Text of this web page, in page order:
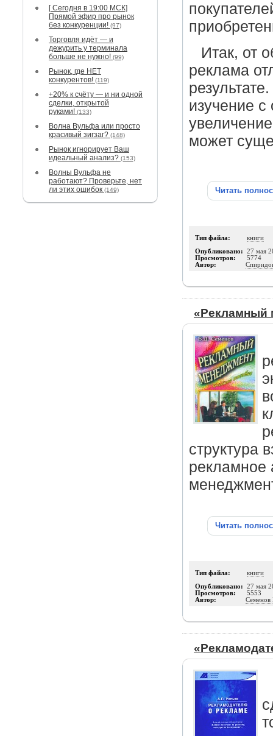
[ Сегодня в 19:00 МСК]
Прямой эфир про рынок
без конкуренции! (97)
Торговля идёт — и
дежурить у терминала
больше не нужно! (99)
Рынок, где НЕТ
конкурентов! (119)
+20% к счёту — и ни одной
сделки, открытой
руками! (133)
Волна Вульфа или просто
красивый зигзаг? (148)
Рынок игнорирует Ваш
идеальный анализ? (153)
Волны Вульфа не
работают? Проверьте, нет
ли этих ошибок (149)
Итак, от
реклама
изучение
может
Читать
Тип файла: книги
Опубликовано: 27 мая
Просмотров: 5774
Автор:
«Рекламный
структура
рекламное
Читать
Тип файла: книги
Опубликовано: 27 мая
Просмотров: 5553
Автор: Семенов